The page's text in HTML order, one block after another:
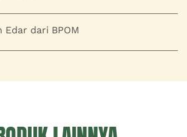
Edar dari BPOM